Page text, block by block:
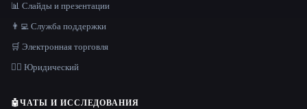
📊 Слайды и презентации
👨‍💻 Служба поддержки
🛒 Электронная торговля
👩‍⚖️ Юридический
🤖ЧАТЫ И ИССЛЕДОВАНИЯ